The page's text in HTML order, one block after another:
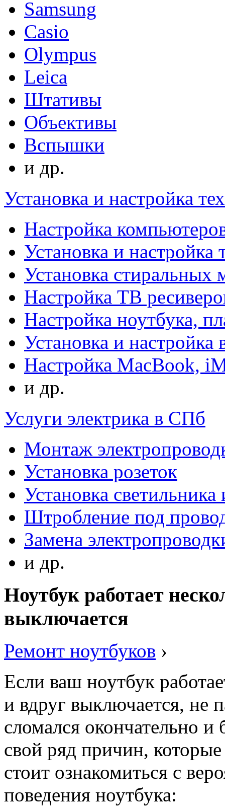
Samsung
Casio
Olympus
Leica
Штативы
Объективы
Вспышки
и др.
Установка и настройка
Настройка
Установка и настройка
Установка стиральных
Настройка ТВ
Настройка ноутбука,
Установка и
Настройка MacBook,
и др.
Услуги электрика в СПб
Монтаж
Установка розеток
Установка
Штробление под
Замена
и др.
Ноутбук работает
выключается
Ремонт ноутбуков ›
Если ваш ноутбук
и вдруг выключается, не
сломался окончательно и
свой ряд причин,
стоит ознакомиться с
поведения ноутбука: